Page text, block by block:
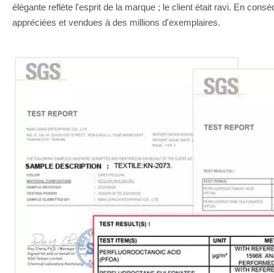
élégante reflète l'esprit de la marque ; le client était ravi. En
appréciées et vendues à des millions d'exemplaires.